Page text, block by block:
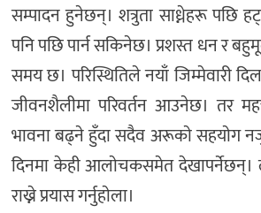
सम्पादन हुनेछन्। शत्रुता साध्नेहरू पछि
पनि पछि पार्न सकिनेछ। प्रशस्त धन र
समय छ। परिस्थितिले नयाँ जिम्मेवारी
जीवनशैलीमा परिवर्तन आउनेछ। तर
भावना बढ्ने हुँदा सदैव अरूकाे सहयाेग
दिनमा केही आलाेचकसमेत देखापर्नेछन्।
राख्ने प्रयास गर्नुहाेला।